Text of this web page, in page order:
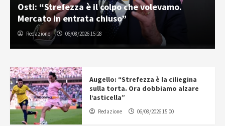
Osti: “Strefezza è il colpo che volevamo.
Mercato in entrata chiuso”
Redazione 06/08/2026 15:28
Augello: “Strefezza è la ciliegina
sulla torta. Ora dobbiamo alzare
l’asticella”
Redazione 06/08/2026 15:00